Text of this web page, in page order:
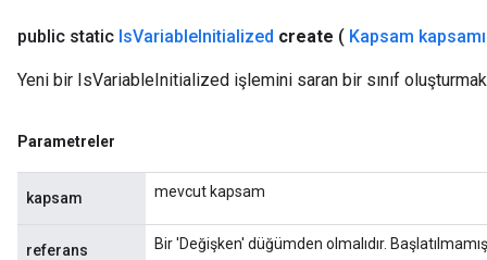
public static IsVariableInitialized create ( Kapsam kapsamı
Yeni bir IsVariableInitialized işlemini saran bir sınıf
Parametreler
kapsam mevcut kapsam
referans Bir 'Değişken' düğümden olmalıdır.